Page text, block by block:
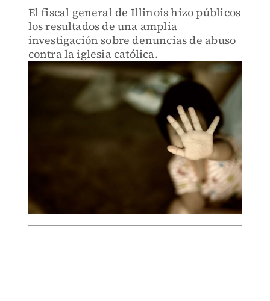
El fiscal general de Illinois hizo públicos
los resultados de una amplia
investigación sobre denuncias de abuso
contra la iglesia católica.